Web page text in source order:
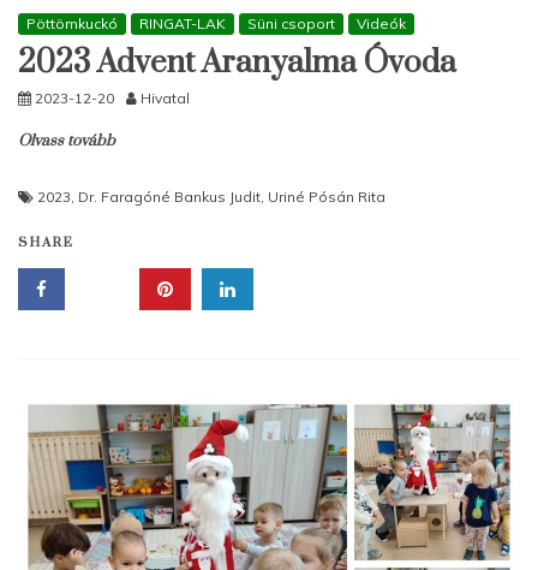
Pöttömkuckó
RINGAT-LAK Süni csoport Videók
2023 Advent Aranyalma Óvoda
2023-12-20 Hivatal
Olvass tovább
2023, Dr. Faragóné Bankus Judit, Uriné Pósán Rita
SHARE